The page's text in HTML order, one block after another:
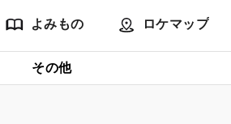
よみもの ロケマップ
その他